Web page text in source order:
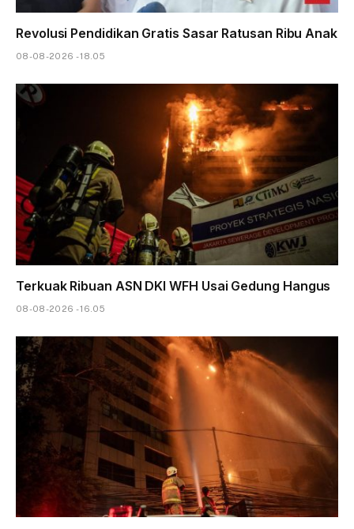
Revolusi Pendidikan Gratis Sasar Ratusan Ribu Anak
08-08-2026 - 18.05
Terkuak Ribuan ASN DKI WFH Usai Gedung Hangus
08-08-2026 - 16.05